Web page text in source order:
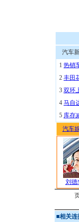
汽车
1 热销
2 丰田
3 双环
4 马自
5 库存
汽车
刘德
■相关连